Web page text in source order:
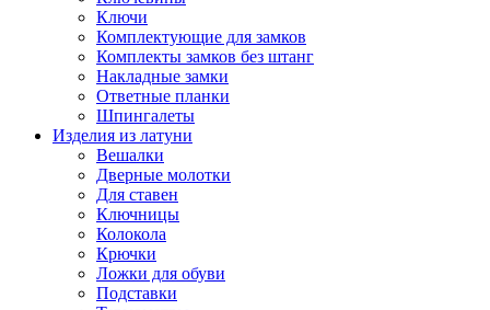
Ключи
Комплектующие для замков
Комплекты замков без штанг
Накладные замки
Ответные планки
Шпингалеты
Изделия из латуни
Вешалки
Дверные молотки
Для ставен
Ключницы
Колокола
Крючки
Ложки для обуви
Подставки